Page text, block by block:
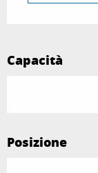
Capacità
Posizione